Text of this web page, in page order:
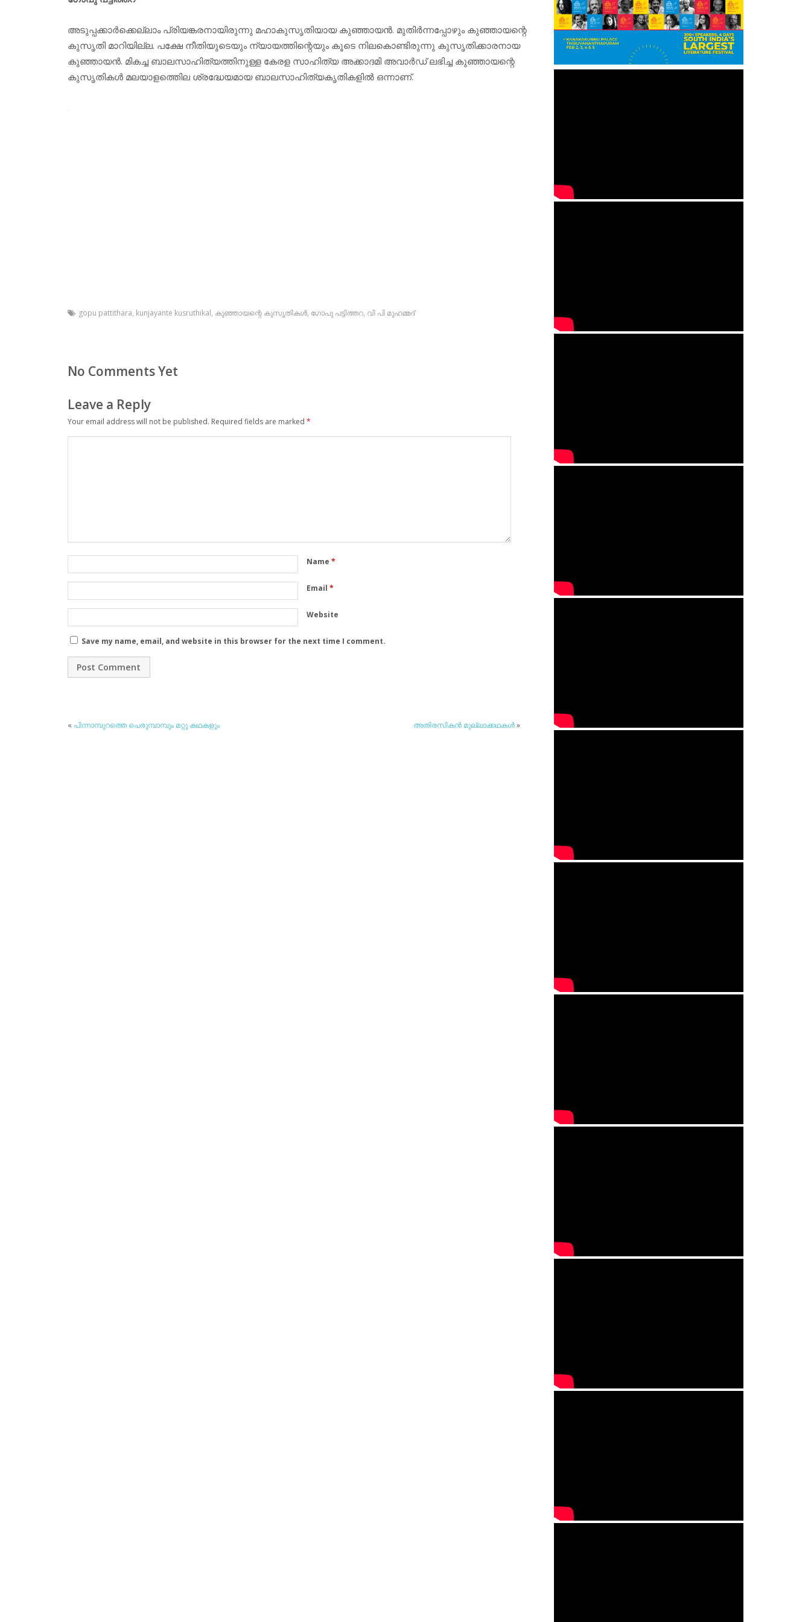
അടുപ്പക്കാർക്കെല്ലാം പ്രിയങ്കരനായിരുന്നു മഹാകുസൃതിയായ കുഞ്ഞായന്‍. മുതിർന്നപ്പോഴും കുഞ്ഞായന്റെ
കുസൃതി മാറിയില്ല. പക്ഷേ നീതിയുടെയും ന്യായത്തിന്റെയും കൂടെ നിലകൊണ്ടിരുന്നു കുസൃതിക്കാരനായ
കുഞ്ഞായന്‍. മികച്ച ബാലസാഹിത്യത്തിനുള്ള കേരള സാഹിത്യ അക്കാദമി അവാര്‍ഡ് ലഭിച്ച കുഞ്ഞായന്റെ
കുസൃതികള്‍ മലയാളത്തിെല ശ്രദ്ധേയമായ ബാലസാഹിത്യകൃതികളിൽ ഒന്നാണ്.
gopu pattithara, kunjayante kusruthikal, കുഞ്ഞായന്റെ കുസൃതികള്‍, ഗോപു പട്ടിത്തറ, വി പി മുഹമ്മദ്‌
No Comments Yet
Leave a Reply
Your email address will not be published. Required fields are marked *
Name *
Email *
Website
Save my name, email, and website in this browser for the next time I comment.
« പിന്നാമ്പുറത്തെ പെരുമ്പാമ്പും മറ്റു കഥകളും അതിരസികന്‍ മുല്ലാക്കഥകള്‍»